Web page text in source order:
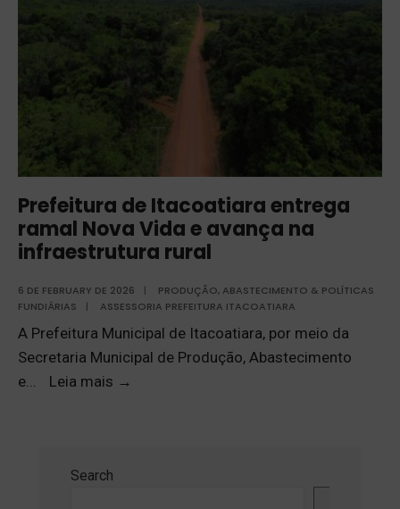
Prefeitura de Itacoatiara entrega
ramal Nova Vida e avança na
infraestrutura rural
6 DE FEBRUARY DE 2026 |
PRODUÇÃO, ABASTECIMENTO & POLÍTICAS
FUNDIÁRIAS
| ASSESSORIA PREFEITURA ITACOATIARA
A Prefeitura Municipal de Itacoatiara, por meio da
Secretaria Municipal de Produção, Abastecimento
e... Leia mais →
Search